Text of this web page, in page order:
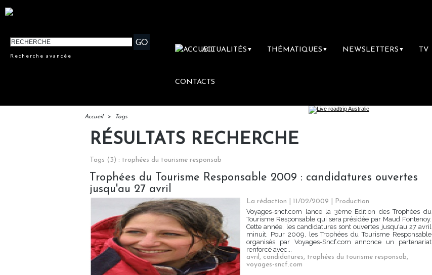
Recherche avancée
ACTUALITÉS ▼ THÉMATIQUES ▼ NEWSLETTERS ▼ TV
CONTACTS
Accueil > Tags
RÉSULTATS RECHERCHE
Tags (3) : trophées du tourisme responsab
Trophées du Tourisme Responsable 2009 : candidatures ouvertes
jusqu'au 27 avril
La rédaction | 11/02/2009
Production
Voyages-sncf.com lance la 3ème Edition des Trophées du
Tourisme Responsable qui sera présidée par Maud Fontenoy.
Cette année, les candidatures sont ouvertes jusqu'au 27 avril
minuit. Pour 2009, les Trophées du Tourisme Responsable
organisés par Voyages-Sncf.com annonce un partenariat
renforcé avec...
avril, candidatures, trophées du tourisme responsab,
voyages-sncf.com